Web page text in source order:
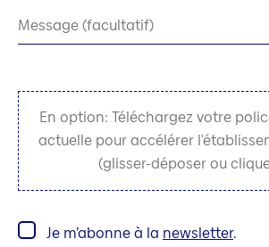
Message (facultatif)
En option: Téléchargez votre
actuelle pour accélérer
(glisser-déposer ou
Je m’abonne à la newsletter.